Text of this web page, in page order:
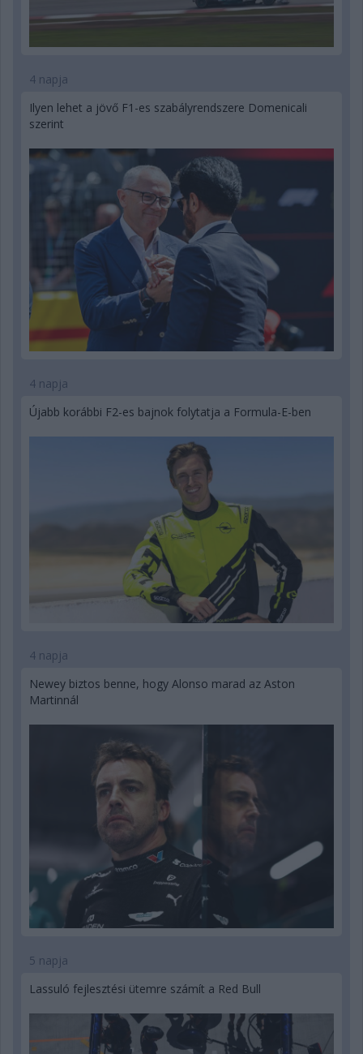
4 napja
Ilyen lehet a jövő F1-es szabályrendszere Domenicali
szerint
4 napja
Újabb korábbi F2-es bajnok folytatja a Formula-E-ben
4 napja
Newey biztos benne, hogy Alonso marad az Aston
Martinnál
5 napja
Lassuló fejlesztési ütemre számít a Red Bull